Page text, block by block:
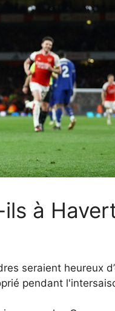
à
seraient heureux
pendant